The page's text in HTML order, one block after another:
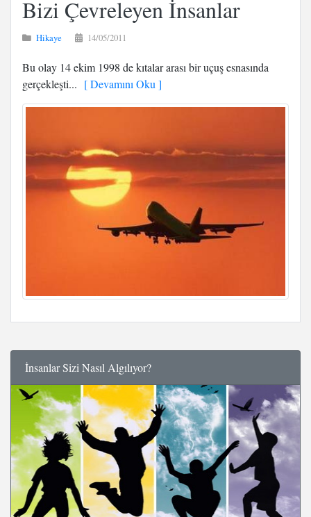
Bizi Çevreleyen İnsanlar
Hikaye 14/05/2011
Bu olay 14 ekim 1998 de kıtalar arası bir uçuş esnasında
gerçekleşti... [ Devamını Oku ]
İnsanlar Sizi Nasıl Algılıyor?